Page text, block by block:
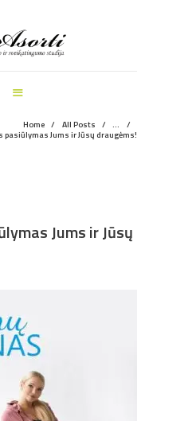
Home All Posts
...
Jums ir Jūsų draugėms!
STUDIJA
Jums ir Jūsų